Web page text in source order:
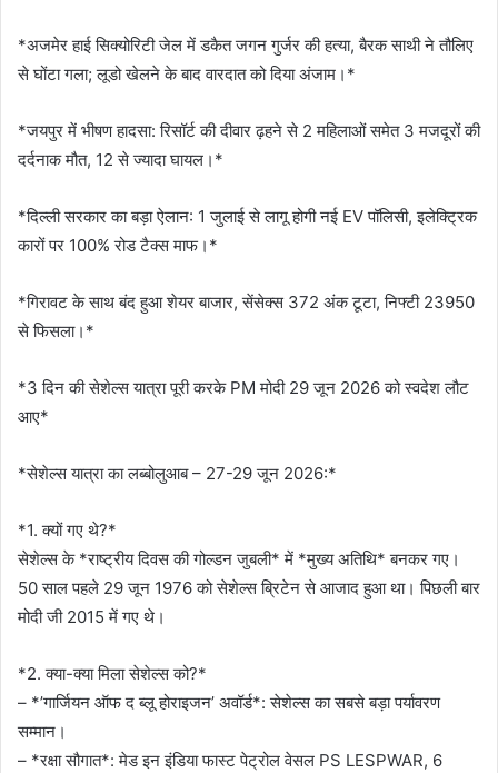
*अजमेर हाई सिक्योरिटी जेल में डकैत जगन गुर्जर की हत्या, बैरक साथी ने तौलिए
से घोंटा गला; लूडो खेलने के बाद वारदात को दिया अंजाम।*
*जयपुर में भीषण हादसा: रिसॉर्ट की दीवार ढ़हने से 2 महिलाओं समेत 3 मजदूरों की
दर्दनाक मौत, 12 से ज्यादा घायल।*
*दिल्ली सरकार का बड़ा ऐलान: 1 जुलाई से लागू होगी नई EV पॉलिसी, इलेक्ट्रिक
कारों पर 100% रोड टैक्स माफ।*
*गिरावट के साथ बंद हुआ शेयर बाजार, सेंसेक्स 372 अंक टूटा, निफ्टी 23950
से फिसला।*
*3 दिन की सेशेल्स यात्रा पूरी करके PM मोदी 29 जून 2026 को स्वदेश लौट
आए*
*सेशेल्स यात्रा का लब्बोलुआब – 27-29 जून 2026:*
*1. क्यों गए थे?*
सेशेल्स के *राष्ट्रीय दिवस की गोल्डन जुबली* में *मुख्य अतिथि* बनकर गए।
50 साल पहले 29 जून 1976 को सेशेल्स ब्रिटेन से आजाद हुआ था। पिछली बार
मोदी जी 2015 में गए थे।
*2. क्या-क्या मिला सेशेल्स को?*
– *’गार्जियन ऑफ द ब्लू होराइजन’ अवॉर्ड*: सेशेल्स का सबसे बड़ा पर्यावरण
सम्मान।
– *रक्षा सौगात*: मेड इन इंडिया फास्ट पेट्रोल वेसल PS LESPWAR, 6